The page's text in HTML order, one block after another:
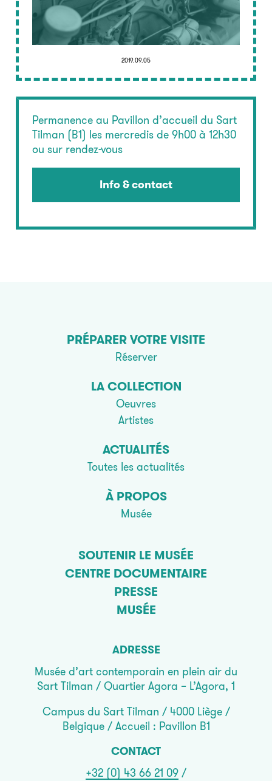
2019.09.05
Permanence au Pavillon d’accueil du Sart
Tilman (B1) les mercredis de 9h00 à 12h30
ou sur rendez-vous
Info & contact
PRÉPARER VOTRE VISITE
Réserver
LA COLLECTION
Oeuvres
Artistes
ACTUALITÉS
Toutes les actualités
À PROPOS
Musée
SOUTENIR LE MUSÉE
CENTRE DOCUMENTAIRE
PRESSE
MUSÉE
ADRESSE
Musée d’art contemporain en plein air du
Sart Tilman / Quartier Agora – L’Agora, 1
Campus du Sart Tilman / 4000 Liège /
Belgique / Accueil : Pavillon B1
CONTACT
+32 (0) 43 66 21 09 /